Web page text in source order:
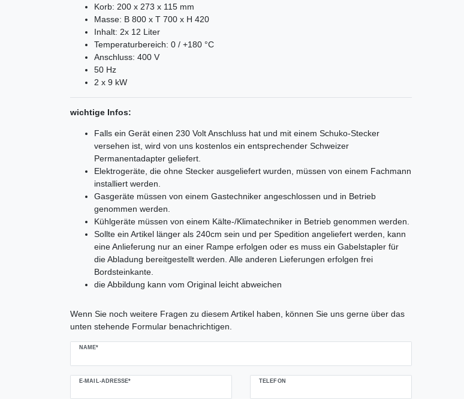
Korb: 200 x 273 x 115 mm
Masse: B 800 x T 700 x H 420
Inhalt: 2x 12 Liter
Temperaturbereich: 0 / +180 °C
Anschluss: 400 V
50 Hz
2 x 9 kW
wichtige Infos:
Falls ein Gerät einen 230 Volt Anschluss hat und mit einem Schuko-Stecker
versehen ist, wird von uns kostenlos ein entsprechender Schweizer
Permanentadapter geliefert.
Elektrogeräte, die ohne Stecker ausgeliefert wurden, müssen von einem Fachmann
installiert werden.
Gasgeräte müssen von einem Gastechniker angeschlossen und in Betrieb
genommen werden.
Kühlgeräte müssen von einem Kälte-/Klimatechniker in Betrieb genommen werden.
Sollte ein Artikel länger als 240cm sein und per Spedition angeliefert werden, kann
eine Anlieferung nur an einer Rampe erfolgen oder es muss ein Gabelstapler für
die Abladung bereitgestellt werden. Alle anderen Lieferungen erfolgen frei
Bordsteinkante.
die Abbildung kann vom Original leicht abweichen
Wenn Sie noch weitere Fragen zu diesem Artikel haben, können Sie uns gerne über das
unten stehende Formular benachrichtigen.
NAME*
E-MAIL-ADRESSE* TELEFON